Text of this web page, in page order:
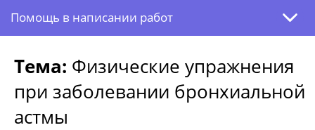
Помощь в написании работ
Тема: Физические упражнения
при заболевании бронхиальной
астмы